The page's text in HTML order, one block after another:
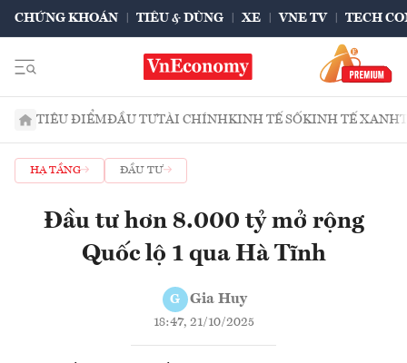
CHỨNG KHOÁN TIÊU & DÙNG XE VNE TV TECH
TIÊU ĐIỂMĐẦU TƯTÀI CHÍNHKINH TẾ SỐKINH TẾ XANH
HẠ TẦNG ĐẦU TƯ
Đầu tư hơn 8.000 tỷ mở rộng
Quốc lộ 1 qua Hà Tĩnh
G Gia Huy
18:47, 21/10/2025